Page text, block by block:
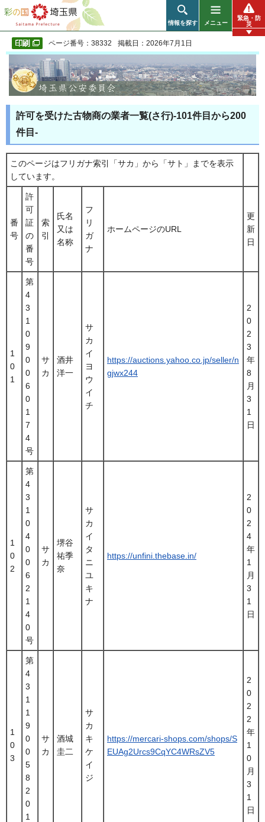
彩の国 埼玉県
情報を探す メニュー
緊急・防
災
ページ番号：38332 掲載日：2026年7月1日
許可を受けた古物商の業者一覧(さ行)-101件目から200
件目-
このページはフリガナ索引「サカ」から「サト」までを表示
しています。
番
号
許
可
証
の
番
号
索
引
氏名
又は
名称
フ
リ
ガ
ナ
ホームページのURL
更
新
日
1
0
1
第
4
3
1
0
9
0
0
6
0
1
7
4
号
サ
カ
酒井
洋一
サ
カ
イ
ヨ
ウ
イ
チ
https://auctions.yahoo.co.jp/seller/n
gjwx244
2
0
2
3
年
8
月
3
1
日
1
0
2
第
4
3
1
0
4
0
0
6
2
1
4
0
号
サ
カ
堺谷
祐季
奈
サ
カ
イ
タ
ニ
ユ
キ
ナ
https://unfini.thebase.in/
2
0
2
4
年
1
月
3
1
日
1
0
3
第
4
3
1
1
9
0
0
5
8
2
0
1
サ
カ
酒城
圭二
サ
カ
キ
ケ
イ
ジ
https://mercari-shops.com/shops/S
EUAg2Urcs9CqYC4WRsZV5
2
0
2
2
年
1
0
月
3
1
日